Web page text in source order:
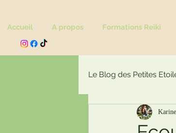
Accueil A propos Formations Reiki
Le Blog des Petites
Actualité